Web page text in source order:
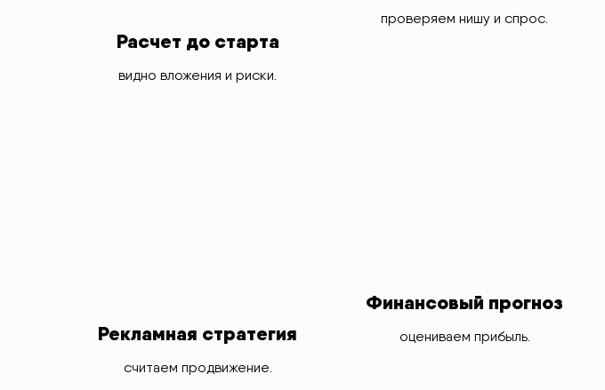
Расчет до старта
видно вложения и риски.
проверяем нишу и спрос.
Рекламная стратегия
считаем продвижение.
Финансовый прогноз
оцениваем прибыль.